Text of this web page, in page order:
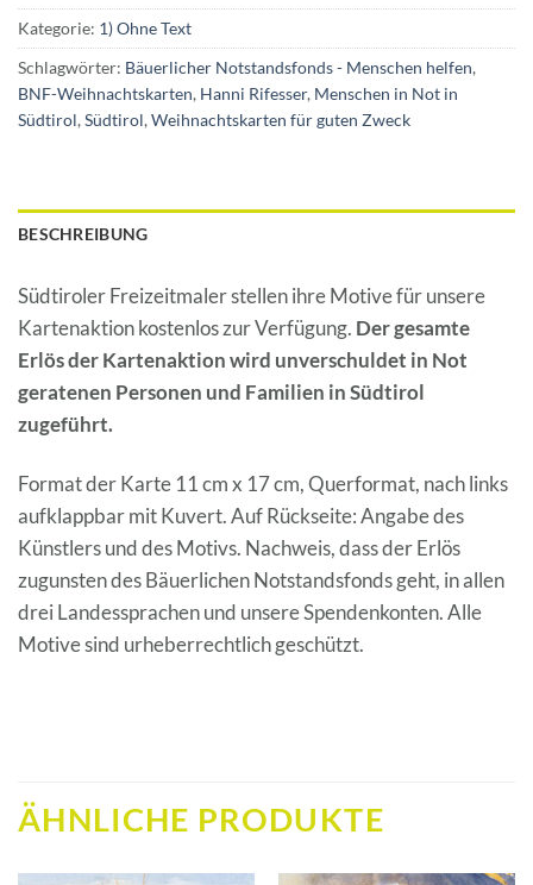
Kategorie: 1) Ohne Text
Schlagwörter: Bäuerlicher Notstandsfonds - Menschen helfen,
BNF-Weihnachtskarten, Hanni Rifesser, Menschen in Not in
Südtirol,Südtirol,Weihnachtskarten für guten Zweck
BESCHREIBUNG
Südtiroler Freizeitmaler stellen ihre Motive für unsere
Kartenaktion kostenlos zur Verfügung. Der gesamte
Erlös der Kartenaktion wird unverschuldet in Not
geratenen Personen und Familien in Südtirol
zugeführt.
Format der Karte 11 cm x 17 cm, Querformat, nach links
aufklappbar mit Kuvert. Auf Rückseite: Angabe des
Künstlers und des Motivs. Nachweis, dass der Erlös
zugunsten des Bäuerlichen Notstandsfonds geht, in allen
drei Landessprachen und unsere Spendenkonten. Alle
Motive sind urheberrechtlich geschützt.
ÄHNLICHE PRODUKTE